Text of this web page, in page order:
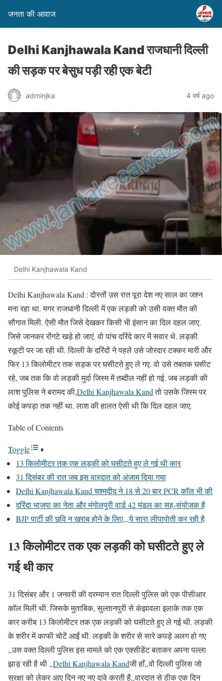
जनता की आवाज
Delhi Kanjhawala Kand राजधानी दिल्ली
की सड़क पर बेसुध पड़ी रही एक बेटी
adminjka 4 वर्ष ago
Delhi Kanjhawala Kand
Delhi Kanjhawala Kand : दोस्तों उस रात पूरा देश नए साल का जश्न
मना रहा था. मगर राजधानी दिल्ली में एक लड़की को उसी वक्त मौत की
सौगात मिली. ऐसी मौत जिसे देखकर किसी भी इंसान का दिल दहल जाए.
जिसे जानकर रोंगटे खड़े हो जाएं. वो पांच दरिंदे कार में सवार थे. लड़की
स्कूटी पर जा रही थी. दिल्ली के दरिंदों ने पहले उसे जोरदार टक्कर मारी और
फिर 13 किलोमीटर तक सड़क पर घसीटते हुए ले गए. वो उसे तबतक घसीट
रहे, जब तक कि वो लड़की मुर्दा जिस्म में तब्दील नहीं हो गई. जब लड़की की
लाश पुलिस ने बरामद की,Delhi Kanjhawala Kandतो उसके जिस्म पर
कोई कपड़ा तक नहीं था. लाश की हालत ऐसी थी कि दिल दहल जाए.
Table of Contents
Toggle
13 किलोमीटर तक एक लड़की को घसीटते हुए ले गई थी कार
31 दिसंबर की रात जब इस वारदात को अंजाम दिया गया
Delhi Kanjhawala Kand चश्मदीद ने 18 से 20 बार PCR कॉल भी की
दरिंदा भाजपा का नेता और मंगोलपुरी वार्ड 42 मंडल का सह-संयोजक है
BJP पार्टी की छवि न खराब होने के लिए,,,ये सारा लीपापोती कर रही है
13 किलोमीटर तक एक लड़की को घसीटते हुए ले
गई थी कार
31 दिसंबर और 1 जनवरी की दरम्यान रात दिल्ली पुलिस को एक पीसीआर
कॉल मिली थी. जिसके मुताबिक, सुल्तानपुरी से कंझावला इलाके तक एक
कार करीब 13 किलोमीटर तक एक लड़की को घसीटते हुए ले गई थी. लड़की
के शरीर में काफी चोटें आईं थी. लड़की के शरीर से सारे कपड़े अलग हो गए
,,उस वक्त दिल्ली पुलिस इस मामले को एक एक्सीडेंट बताकर अपना पल्ला
झाड़ रही है थी ,,Delhi Kanjhawala Kandजी हाँ,,वो दिल्ली पुलिस जो
सुरक्षा को लेकर आए दिन नए नए दावे करती है,,वारदात से ठीक एक दिन